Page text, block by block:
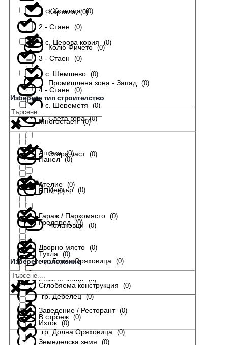
с. Хотница (0)
с. Церова кория (0)
с. Шемшево (0)
с. Шереметя (0)
Картала (0)
Колю Фичето (0)
Промишлена зона - Запад (0)
Света гора (0)
Стара част (0)
Център (0)
Чолаковци (0)
гр. Горна Оряховица (0)
гр. Дебелец (0)
гр. Долна Оряховица (0)
2 - Стаен (0)
3 - Стаен (0)
4 - Стаен (0)
Многостаен (0)
Аптека (0)
Ателие (0)
Гараж / Паркомясто (0)
Дворно място (0)
Етаж от къща (0)
Заведение / Ресторант (0)
Земеделска земя (0)
Изберете тип строителство
Панел (0)
ЕПК (0)
Гредоред (0)
Тухла (0)
Сглобяема конструкция (0)
В строеж (0)
Изберете изложение
Изток (0)